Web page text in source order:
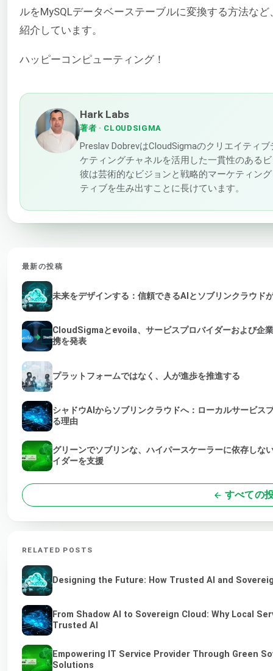
ルをMySQLデータベーステーブルに変換する方法な
紹介しています。
ハッピーコンピューティング！
Hark Labs
著者 · CLOUDSIGMA
Preslav DobrevはCloudSigmaのクリエイティ
ケティングチャネルを活用した一貫性のある
彼は芸術的なビジョンと戦略的マーケティン
ティブを生み出すことに長けています。
最新の投稿
未来をデザインする：信頼できるAIとソブリンクラウド
CloudSigmaとevoila、サービスプロバイダーおよび企
携を発表
プラットフォームではなく、人が進歩を推進する
シャドウAIからソブリンクラウドへ：ローカルサービス
る理由
グリーンでソブリンな、ハイパースケーラーに依存し
イダーを支援
すべての
RELATED POSTS
Designing the Future: How Trusted AI and
From Shadow AI to Sovereign Cloud: Why Local
Trusted AI
Empowering IT Service Provider Through Green
Solutions